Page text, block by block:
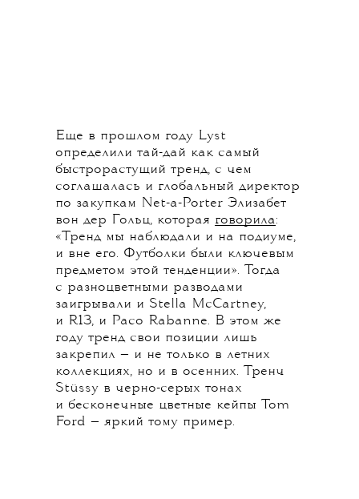
Еще в прошлом году Lyst
определили тай-дай как самый
быстрорастущий тренд, с чем
соглашалась и глобальный директор
по закупкам Net-a-Porter Элизабет
вон дер Гольц, которая говорила:
«Тренд мы наблюдали и на подиуме,
и вне его. Футболки были ключевым
предметом этой тенденции». Тогда
с разноцветными разводами
заигрывали и Stella McCartney,
и R13, и Paco Rabanne. В этом же
году тренд свои позиции лишь
закрепил — и не только в летних
коллекциях, но и в осенних. Тренч
Stüssy в черно-серых тонах
и бесконечные цветные кейпы Tom
Ford — яркий тому пример.